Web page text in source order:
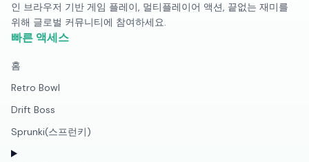
인 브라우저 기반 게임 플레이, 멀티플레이어 액션, 끝없는 재미를
위해 글로벌 커뮤니티에 참여하세요.
빠른 액세스
홈
Retro Bowl
Drift Boss
Sprunki(스프런키)